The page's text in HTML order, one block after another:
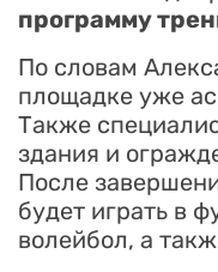
программу
По словам
площадке уже
Также
здания и
После
будет играть в
волейбол, а